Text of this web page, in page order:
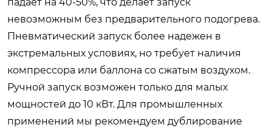
невозможным без предварительного подогрева.
Пневматический запуск более надежен в
экстремальных условиях, но требует наличия
компрессора или баллона со сжатым воздухом.
Ручной запуск возможен только для малых
мощностей до 10 кВт. Для промышленных
применений мы рекомендуем дублирование